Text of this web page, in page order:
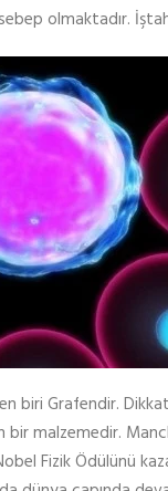
olmaktadır.
biri Grafendir.
malzemedir.
Fizik Ödülünü